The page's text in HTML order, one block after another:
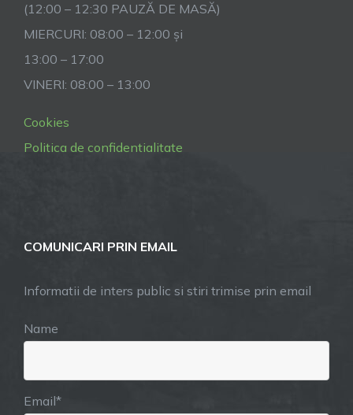
(12:00 – 12:30 PAUZĂ DE MASĂ)
MIERCURI: 08:00 – 12:00 și
13:00 – 17:00
VINERI: 08:00 – 13:00
Cookies
Politica de confidentialitate
COMUNICARI PRIN EMAIL
Informatii de inters public si stiri trimise prin email
Name
Email*